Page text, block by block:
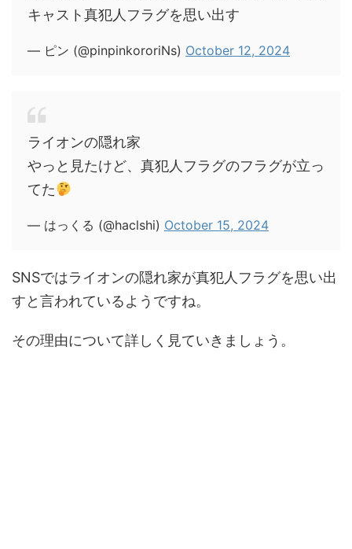
キャスト真犯人フラグを思い出す
— ピン (@pinpinkororiNs) October 12, 2024
ライオンの隠れ家
やっと見たけど、真犯人フラグのフラグが立っ
てた
— はっくる (@haclshi) October 15, 2024
SNSではライオンの隠れ家が真犯人フラグを思い出
すと言われているようですね。
その理由について詳しく見ていきましょう。